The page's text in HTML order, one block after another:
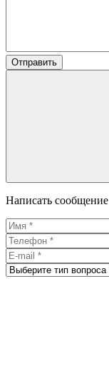
Отправить
Написать сообщение